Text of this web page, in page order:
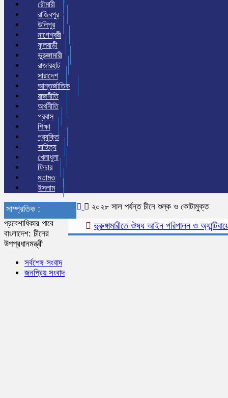
রৌমারী
রাজিবপুর
উলিপুর
নাগেশ্বরী
ফুলবাড়ী
ভুরুঙ্গামারী
রাজারহাট
সারাদেশ
আন্তর্জাতিক
রাজনীতি
অর্থনীতি
প্রবাস
শিক্ষা
প্রযুক্তি
সাহিত্য
খেলাধুলা
ফিচার
মতামত
ইসলাম
সাম্প্রতিক :
ভূরুঙ্গামারীতে ঔষধ আইন পরিপালন ও অ্যান্টিবায়োটিক
২০২৮ সাল পর্যন্ত চীনে শুল্ক ও কোটামুক্ত
প্রবেশাধিকার পাবে
বাংলাদেশ: চীনের
উপপ্রধানমন্ত্রী
সর্বশেষ সংবাদ
জনপ্রিয় সংবাদ